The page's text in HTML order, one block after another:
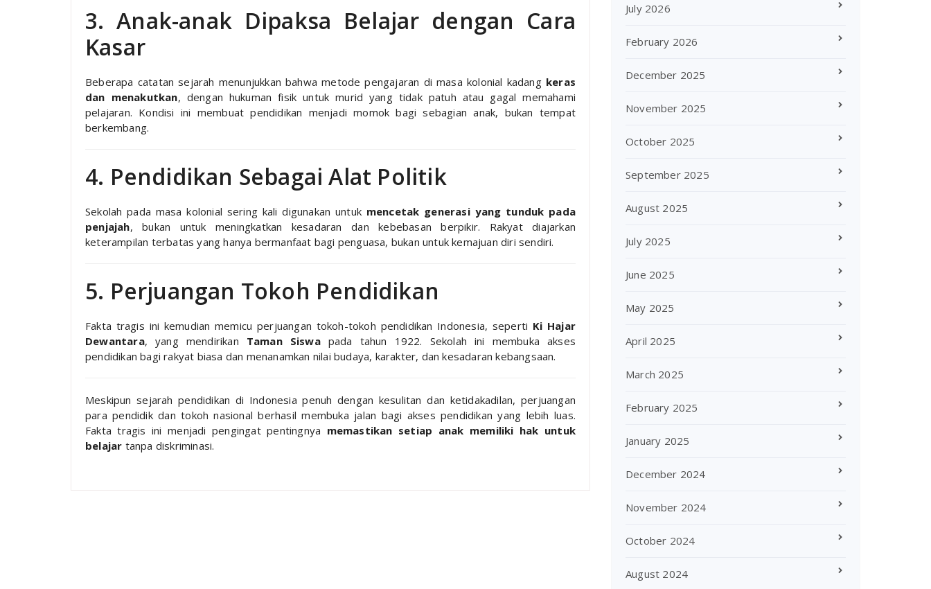
3. Anak-anak Dipaksa Belajar dengan Cara
Kasar
Beberapa catatan sejarah menunjukkan bahwa metode pengajaran di masa kolonial kadang keras
dan menakutkan, dengan hukuman fisik untuk murid yang tidak patuh atau gagal memahami
pelajaran. Kondisi ini membuat pendidikan menjadi momok bagi sebagian anak, bukan tempat
berkembang.
4. Pendidikan Sebagai Alat Politik
Sekolah pada masa kolonial sering kali digunakan untuk mencetak generasi yang tunduk pada
penjajah, bukan untuk meningkatkan kesadaran dan kebebasan berpikir. Rakyat diajarkan
keterampilan terbatas yang hanya bermanfaat bagi penguasa, bukan untuk kemajuan diri sendiri.
5. Perjuangan Tokoh Pendidikan
Fakta tragis ini kemudian memicu perjuangan tokoh-tokoh pendidikan Indonesia, seperti Ki Hajar
Dewantara, yang mendirikan Taman Siswapada tahun 1922. Sekolah ini membuka akses
pendidikan bagi rakyat biasa dan menanamkan nilai budaya, karakter, dan kesadaran kebangsaan.
Meskipun sejarah pendidikan di Indonesia penuh dengan kesulitan dan ketidakadilan, perjuangan
para pendidik dan tokoh nasional berhasil membuka jalan bagi akses pendidikan yang lebih luas.
Fakta tragis ini menjadi pengingat pentingnya memastikan setiap anak memiliki hak untuk
belajar tanpa diskriminasi.
July 2026
February 2026
December 2025
November 2025
October 2025
September 2025
August 2025
July 2025
June 2025
May 2025
April 2025
March 2025
February 2025
January 2025
December 2024
November 2024
October 2024
August 2024